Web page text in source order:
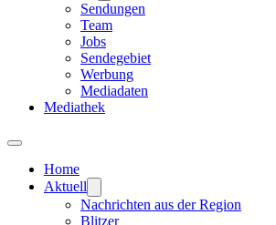
Sendungen
Team
Jobs
Sendegebiet
Werbung
Mediadaten
Mediathek
Home
Aktuell
Nachrichten aus der Region
Blitzer